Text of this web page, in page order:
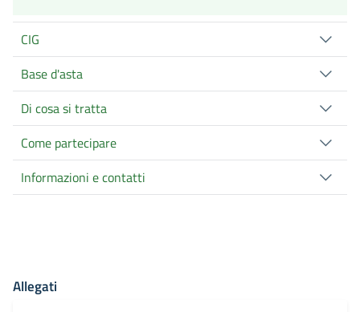
CIG
Base d'asta
Di cosa si tratta
Come partecipare
Informazioni e contatti
Allegati